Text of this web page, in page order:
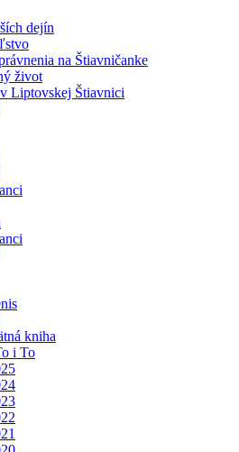
dejín
na Štiavničanke
život
Liptovskej Štiavnici
kniha
i To